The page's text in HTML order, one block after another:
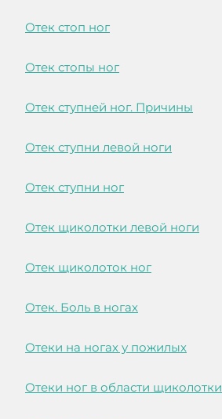
Отек стоп ног
Отек стопы ног
Отек ступней ног. Причины
Отек ступни левой ноги
Отек ступни ног
Отек щиколотки левой ноги
Отек щиколоток ног
Отек. Боль в ногах
Отеки на ногах у пожилых
Отеки ног в области щиколотки